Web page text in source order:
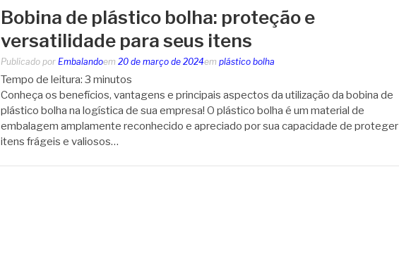
Bobina de plástico bolha: proteção e
versatilidade para seus itens
Publicado por Embalandoem 20 de março de 2024em plástico bolha
Tempo de leitura: 3 minutos
Conheça os benefícios, vantagens e principais aspectos da utilização da bobina de
plástico bolha na logística de sua empresa! O plástico bolha é um material de
embalagem amplamente reconhecido e apreciado por sua capacidade de proteger
itens frágeis e valiosos…